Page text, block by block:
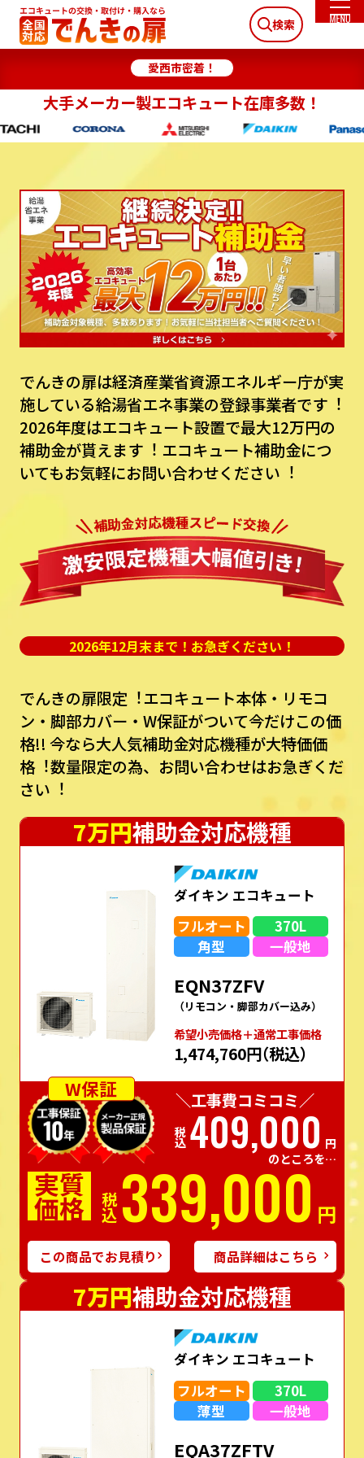
検索
愛西市密着！
大手メーカー製エコキュート在庫多数！
でんきの扉は経済産業省資源エネルギー庁が実
施している給湯省エネ事業の登録事業者です︕
2026年度はエコキュート設置で最⼤12万円の
補助⾦が貰えます︕ エコキュート補助⾦につ
いてもお気軽にお問い合わせください︕
2026年12月末まで！お急ぎください！
でんきの扉限定︕エコキュート本体・リモコ
ン・脚部カバー・W保証がついて今だけこの価
格!! 今なら⼤⼈気補助⾦対応機種が⼤特価価
格︕数量限定の為、お問い合わせはお急ぎくだ
さい︕
7万円補助金対応機種
ダイキン エコキュート
フルオート
370L
角型
一般地
EQN37ZFV
（リモコン・脚部カバー込み）
希望⼩売価格＋通常⼯事価格
1,474,760円（税込）
W保証
＼工事費コミコミ／
税込409,000 円
のところを…
実質
価格 税込339,000 円
この商品でお見積り 商品詳細はこちら
7万円補助金対応機種
ダイキン エコキュート
フルオート
370L
薄型
一般地
EQA37ZFTV